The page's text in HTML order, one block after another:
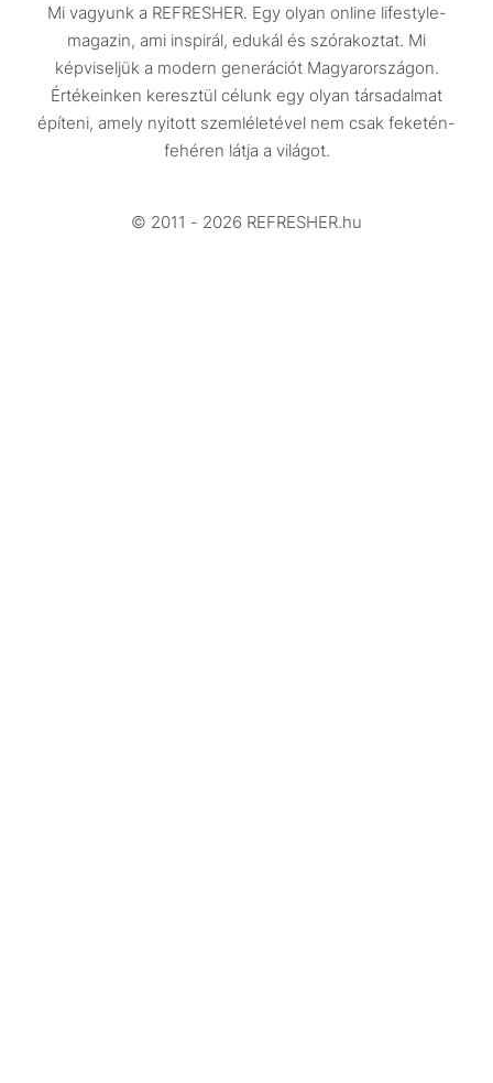
Utazás
Életmód
Design
Beszélgetések
Videó
Mi vagyunk a REFRESHER. Egy olyan online lifestyle-
magazin, ami inspirál, edukál és szórakoztat. Mi
képviseljük a modern generációt Magyarországon.
Értékeinken keresztül célunk egy olyan társadalmat
építeni, amely nyitott szemléletével nem csak feketén-
fehéren látja a világot.
© 2011 - 2026 REFRESHER.hu